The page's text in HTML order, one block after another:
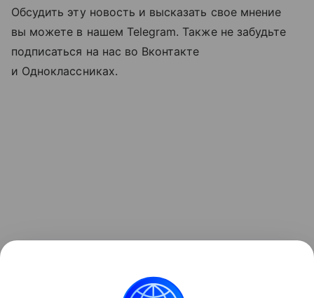
Обсудить эту новость и высказать свое мнение
вы можете в нашем Telegram. Также не забудьте
подписаться на нас во Вконтакте
и Одноклассниках.